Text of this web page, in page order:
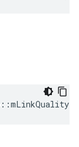
::mLinkQuality2